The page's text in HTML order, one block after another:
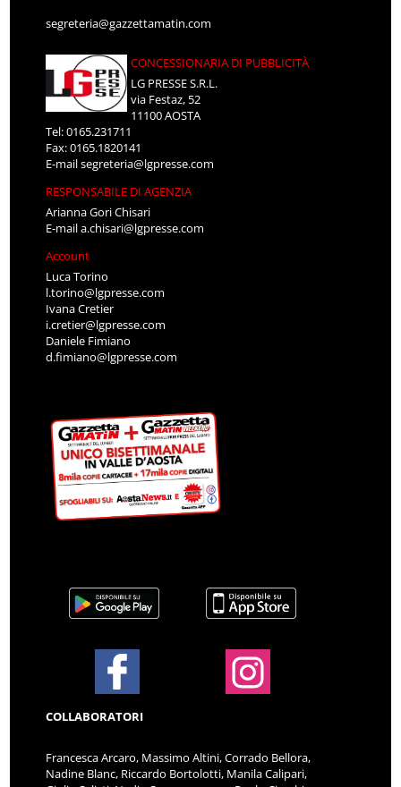
segreteria@gazzettamatin.com
CONCESSIONARIA DI PUBBLICITÀ
LG PRESSE S.R.L.
via Festaz, 52
11100 AOSTA
Tel: 0165.231711
Fax: 0165.1820141
E-mailsegreteria@lgpresse.com
RESPONSABILE DI AGENZIA
Arianna Gori Chisari
E-maila.chisari@lgpresse.com
Account
Luca Torino
l.torino@lgpresse.com
Ivana Cretier
i.cretier@lgpresse.com
Daniele Fimiano
d.fimiano@lgpresse.com
COLLABORATORI
Francesca Arcaro, Massimo Altini, Corrado Bellora,
Nadine Blanc, Riccardo Bortolotti, Manila Calipari,